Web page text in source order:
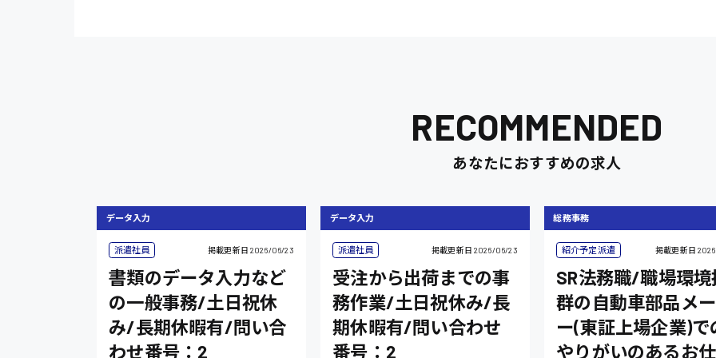
RECOMMENDED
あなたにおすすめの求人
データ入力
派遣社員 掲載更新日 2026/06/23
書類のデータ入力など
の一般事務/土日祝休
み/長期休暇有/問い合
わせ番号：2
データ入力
派遣社員 掲載更新日 2026/06/23
受注から出荷までの事
務作業/土日祝休み/長
期休暇有/問い合わせ
番号：2
総務事務
紹介予定派遣 掲載更新日
SR法務職/職場環境
群の自動車部品メ
ー(東証上場企業)で
やりがいのあるお仕